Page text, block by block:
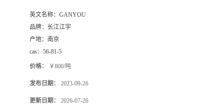
英文名称： GANYOU
品牌： 长江江宇
产地： 南京
cas： 56-81-5
价格： ￥800/吨
发布日期： 2023-09-26
更新日期： 2026-07-26